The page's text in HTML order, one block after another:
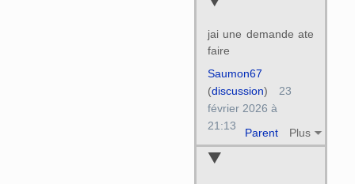
jai une demande ate
faire
Parent Plus
Saumon67
(discussion)
23
février 2026 à
21:13